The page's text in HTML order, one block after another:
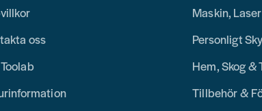
oss
Maskin,
Personligt
Hem, Skog &
Tillbehör &